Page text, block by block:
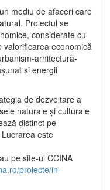
mediu de afaceri care
Proiectul se
considerate cu
economică
arhitectură-
și energii
de dezvoltare a
naturale și culturale
distinct pe
este
pe site-ul CCINA
proiecte/in-